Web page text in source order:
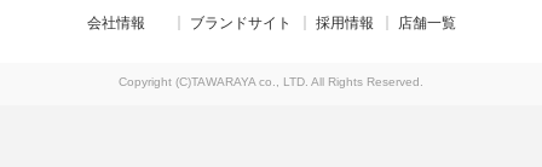
会社情報 ブランドサイト 採用情報 店舗一覧
Copyright (C)TAWARAYA co., LTD. All Rights Reserved.